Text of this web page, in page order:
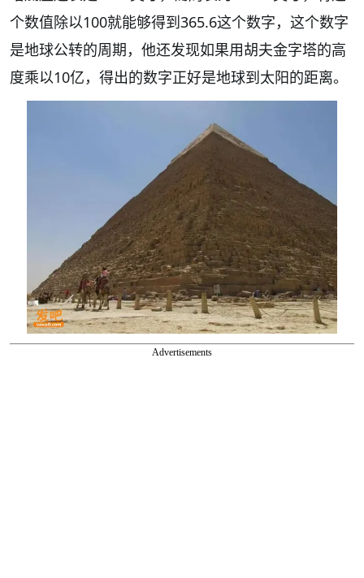
个数值除以100就能够得到365.6这个数字，这个数字
是地球公转的周期，他还发现如果用胡夫金字塔的高
度乘以10亿，得出的数字正好是地球到太阳的距离。
Advertisements